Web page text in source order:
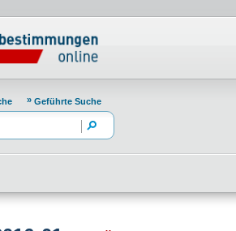
Barrierefreiheit
Geführte Suche